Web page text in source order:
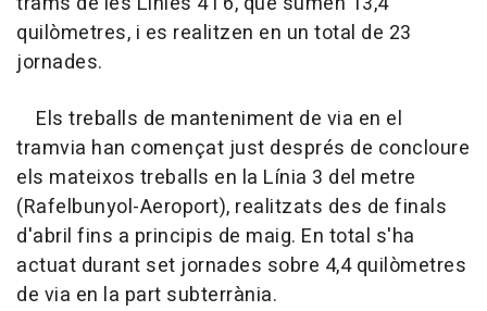
quilòmetres, i es realitzen en un total de 23
jornades.
Els treballs de manteniment de via en el
tramvia han començat just després de concloure
els mateixos treballs en la Línia 3 del metre
(Rafelbunyol-Aeroport), realitzats des de finals
d'abril fins a principis de maig. En total s'ha
actuat durant set jornades sobre 4,4 quilòmetres
de via en la part subterrània.